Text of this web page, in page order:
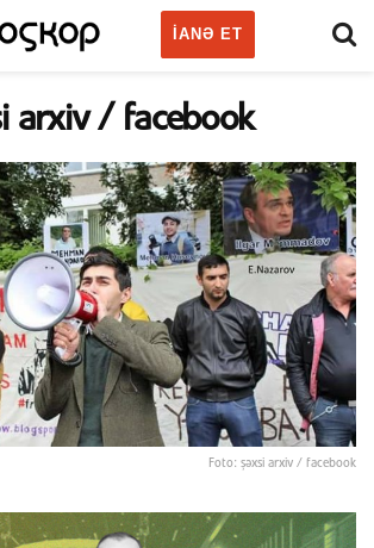
IANƏ ET
arxiv / facebook
Foto: şəxsi arxiv / facebook